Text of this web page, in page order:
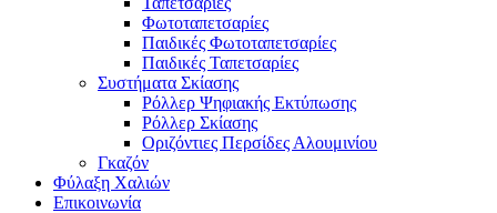
Φωτοταπετσαρίες
Παιδικές Φωτοταπετσαρίες
Παιδικές Ταπετσαρίες
Συστήματα Σκίασης
Ρόλλερ Ψηφιακής Εκτύπωσης
Ρόλλερ Σκίασης
Οριζόντιες Περσίδες Αλουμινίου
Γκαζόν
Φύλαξη Χαλιών
Επικοινωνία